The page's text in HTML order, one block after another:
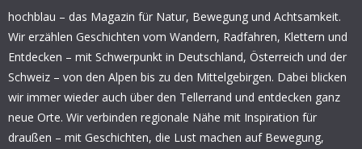
hochblau – das Magazin für Natur, Bewegung und Achtsamkeit.
Wir erzählen Geschichten vom Wandern, Radfahren, Klettern und
Entdecken – mit Schwerpunkt in Deutschland, Österreich und der
Schweiz – von den Alpen bis zu den Mittelgebirgen. Dabei blicken
wir immer wieder auch über den Tellerrand und entdecken ganz
neue Orte. Wir verbinden regionale Nähe mit Inspiration für
draußen – mit Geschichten, die Lust machen auf Bewegung,